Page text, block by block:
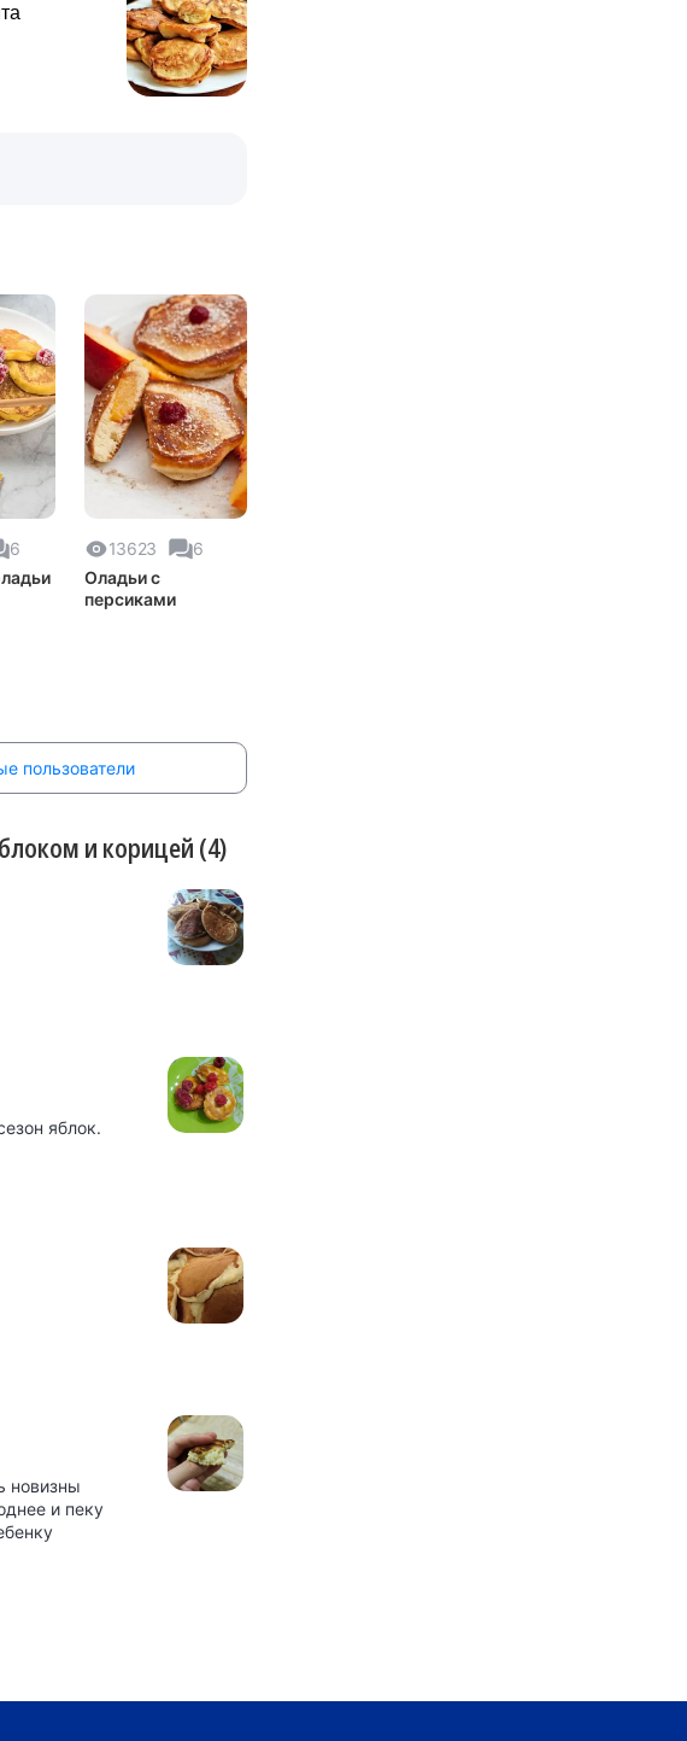
6
13623
6
Оладьи с
персиками
пользователи
и корицей (4)
яблок.
новизны
и пеку